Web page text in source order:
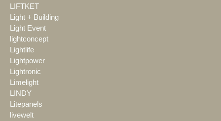
LIFTKET
Light + Building
Light Event
lightconcept
Lightlife
Lightpower
Lightronic
Limelight
LINDY
Litepanels
livewelt